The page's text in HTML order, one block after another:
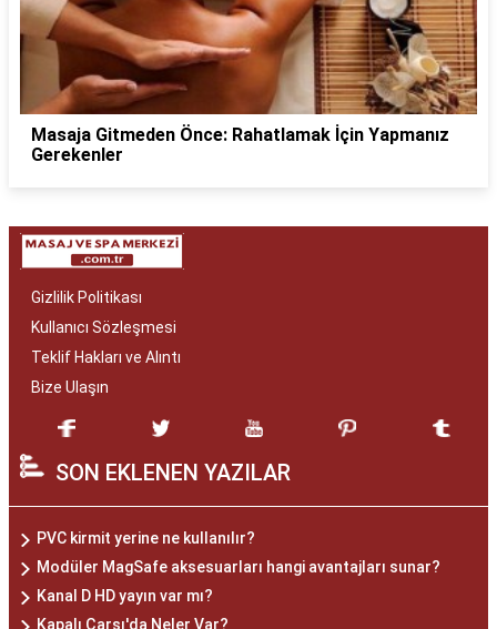
Masaja Gitmeden Önce: Rahatlamak İçin Yapmanız
Gerekenler
Gizlilik Politikası
Kullanıcı Sözleşmesi
Teklif Hakları ve Alıntı
Bize Ulaşın
SON EKLENEN YAZILAR
PVC kirmit yerine ne kullanılır?
Modüler MagSafe aksesuarları hangi avantajları sunar?
Kanal D HD yayın var mı?
Kapalı Çarşı'da Neler Var?